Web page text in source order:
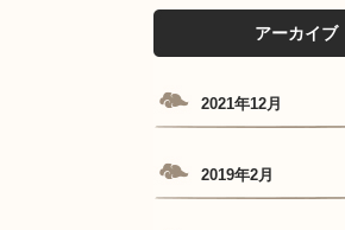
アーカイブ
2021年12月
2019年2月